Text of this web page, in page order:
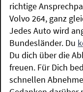
richtige
Volvo 264, ganz
Jedes Auto wird
Bundesländer. Du
Du dich über die
freuen. Für Dich
schnellen